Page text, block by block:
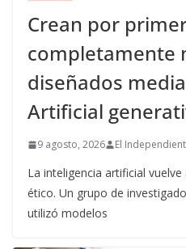
Crean por
completamente
diseñados
Artificial
9 agosto, 2026 El
La inteligencia artificial
ético. Un grupo de
utilizó modelos